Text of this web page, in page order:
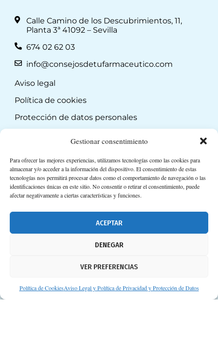
Gestionar consentimiento
Para ofrecer las mejores experiencias, utilizamos tecnologías como las cookies para
almacenar y/o acceder a la información del dispositivo. El consentimiento de estas
tecnologías nos permitirá procesar datos como el comportamiento de navegación o las
identificaciones únicas en este sitio. No consentir o retirar el consentimiento, puede
afectar negativamente a ciertas características y funciones.
ACEPTAR
DENEGAR
VER PREFERENCIAS
Política de CookiesAviso Legal y Política de Privacidad y Protección de Datos
Calle Camino de los Descubrimientos, 11,
Planta 3ª 41092 – Sevilla
674 02 62 03
info@consejosdetufarmaceutico.com
Aviso legal
Política de cookies
Protección de datos personales